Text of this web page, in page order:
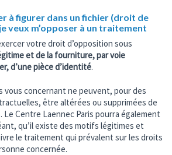
à figurer dans un fichier (droit de
veux m’opposer à un traitement
votre droit d’opposition sous
et de la fourniture, par voie
d’une pièce d’identité.
vous concernant ne peuvent, pour des
être altérées ou supprimées de
Le Centre Laennec Paris pourra également
qu’il existe des motifs légitimes et
le traitement qui prévalent sur les droits
concernée.